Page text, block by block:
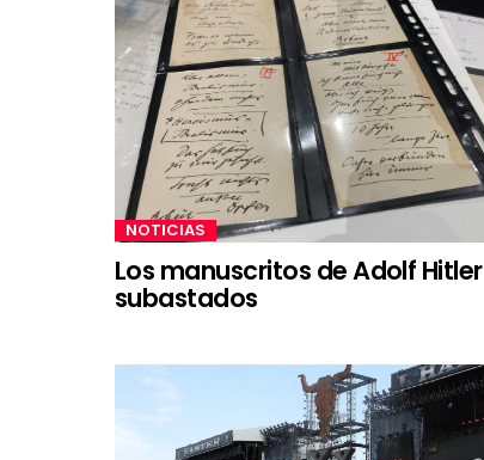
NOTICIAS
Los manuscritos de Adolf Hitler
subastados